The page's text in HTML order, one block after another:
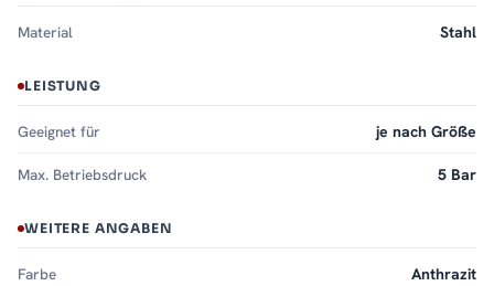
Material Stahl
LEISTUNG
Geeignet für je nach Größe
Max. Betriebsdruck 5 Bar
WEITERE ANGABEN
Farbe Anthrazit